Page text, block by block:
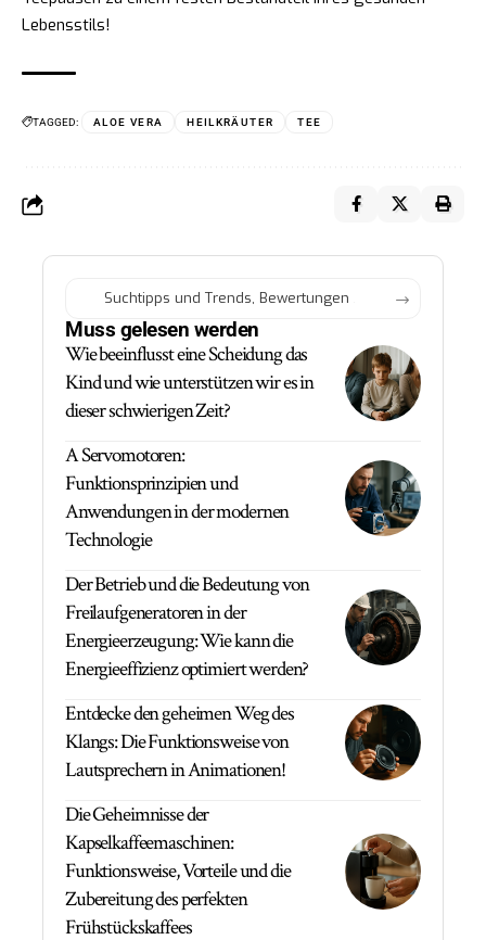
Lebensstils!
TAGGED: ALOE VERA HEILKRÄUTER TEE
Muss gelesen werden
Wie beeinflusst eine Scheidung das
Kind und wie unterstützen wir es in
dieser schwierigen Zeit?
A Servomotoren:
Funktionsprinzipien und
Anwendungen in der modernen
Technologie
Der Betrieb und die Bedeutung von
Freilaufgeneratoren in der
Energieerzeugung: Wie kann die
Energieeffizienz optimiert werden?
Entdecke den geheimen Weg des
Klangs: Die Funktionsweise von
Lautsprechern in Animationen!
Die Geheimnisse der
Kapselkaffeemaschinen:
Funktionsweise, Vorteile und die
Zubereitung des perfekten
Frühstückskaffees